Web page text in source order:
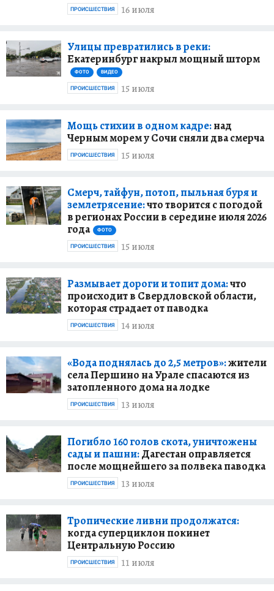
16 июля
ПРОИСШЕСТВИЯ
Улицы превратились в реки:
Екатеринбург накрыл мощный шторм
ФОТО ВИДЕО
15 июля
ПРОИСШЕСТВИЯ
Мощь стихии в одном кадре:над
Черным морем у Сочи сняли два смерча
15 июля
ПРОИСШЕСТВИЯ
Смерч, тайфун, потоп, пыльная буря и
землетрясение:что творится с погодой
в регионах России в середине июля 2026
года
ФОТО
15 июля
ПРОИСШЕСТВИЯ
Размывает дороги и топит дома:что
происходит в Свердловской области,
которая страдает от паводка
14 июля
ПРОИСШЕСТВИЯ
«Вода поднялась до 2,5 метров»:жители
села Першино на Урале спасаются из
затопленного дома на лодке
13 июля
ПРОИСШЕСТВИЯ
Погибло 160 голов скота, уничтожены
сады и пашни:Дагестан оправляется
после мощнейшего за полвека паводка
13 июля
ПРОИСШЕСТВИЯ
Тропические ливни продолжатся:
когда суперциклон покинет
Центральную Россию
11 июля
ПРОИСШЕСТВИЯ